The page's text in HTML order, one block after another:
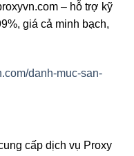
– hỗ trợ kỹ
giá cả minh bạch,
danh-muc-san-
cấp dịch vụ Proxy